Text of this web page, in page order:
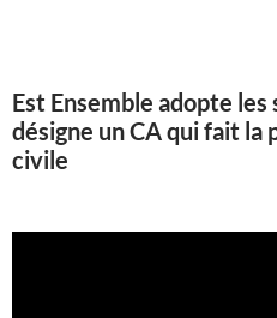
Est Ensemble adopte
désigne un CA qui fait la
civile